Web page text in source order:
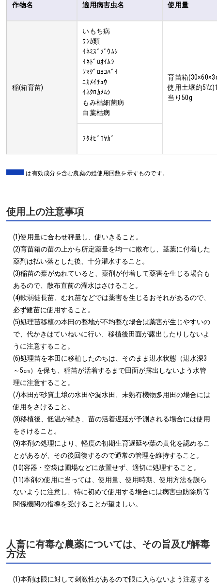
作物名 適用病害虫名 使用量
稲(箱育苗)
いもち病
ｳﾝｶ類
ｲﾈﾐｽﾞｿﾞｳﾑｼ
ｲﾈﾄﾞﾛｵｲﾑｼ
ﾂﾏｸﾞﾛﾖｺﾊﾞｲ
ﾆｶﾒｲﾁｭｳ
ｲﾈｸﾛｶﾒﾑｼ
もみ枯細菌病
白葉枯病
育苗箱
使用土壌約5㍑
当り50g
ﾌﾀｵﾋﾞｺﾔｶﾞ
は有効成分を含む農薬の総使用回数を示すものです。
使用上の注意事項
(1)使用量に合わせ秤量し、使いきること。
(2)育苗箱の苗の上から所定薬量を均一に散布し、茎葉に付着した
薬剤は払い落とした後、十分灌水すること。
(3)稲苗の葉がぬれていると、薬剤が付着して薬害を生じる場合も
あるので、散布直前の灌水はさけること。
(4)軟弱徒長苗、むれ苗などでは薬害を生じるおそれがあるので、
必ず健苗に使用すること。
(5)処理苗移植の本田の整地が不均整な場合は薬害が生じやすいの
で、代かきはていねいに行い、移植後田面が露出したりしないよ
うに注意すること。
(6)処理苗を本田に移植したのちは、そのまま湛水状態（湛水深3
～5㎝）を保ち、稲苗が活着するまで田面が露出しないよう水管
理に注意すること。
(7)本田が砂質土壌の水田や漏水田、未熟有機物多用田の場合には
使用をさけること。
(8)移植後、低温が続き、苗の活着遅延が予測される場合には使用
をさけること。
(9)本剤の処理により、軽度の初期生育遅延や葉の黄化を認めるこ
とがあるが、その後回復するので通常の管理を維持すること。
(10)容器・空袋は圃場などに放置せず、適切に処理すること。
(11)本剤の使用に当っては、使用量、使用時期、使用方法を誤ら
ないように注意し、特に初めて使用する場合には病害虫防除所等
関係機関の指導を受けることが望ましい。
人畜に有毒な農薬については、その旨及び解毒
方法
(1)本剤は眼に対して刺激性があるので眼に入らないよう注意する